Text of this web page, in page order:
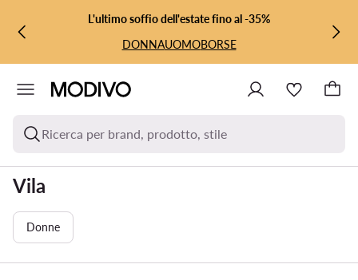
VAI AL CONTENUTO PRINCIPALE
VAI ALLA RICERCAL'ultimo soffio dell'estate fino al -35%
DONNAUOMOBORSE
Ricerca per brand, prodotto, stile
Vila
Donne